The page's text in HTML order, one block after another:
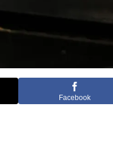
Facebook